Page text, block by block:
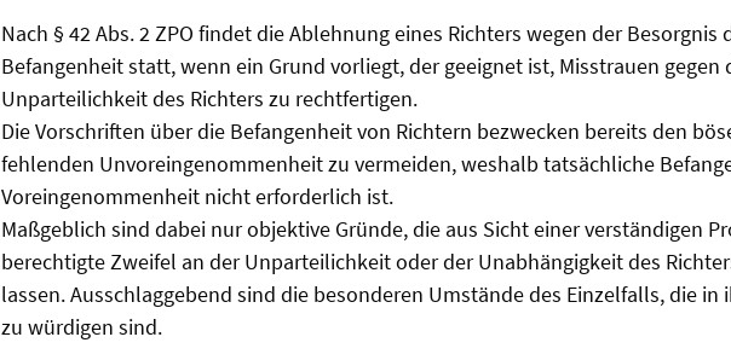
Nach § 42 Abs. 2 ZPO findet die Ablehnung eines Richters wegen der Besorgnis
Befangenheit statt, wenn ein Grund vorliegt, der geeignet ist, Misstrauen gegen
Unparteilichkeit des Richters zu rechtfertigen.
Die Vorschriften über die Befangenheit von Richtern bezwecken bereits den
fehlenden Unvoreingenommenheit zu vermeiden, weshalb tatsächliche
Voreingenommenheit nicht erforderlich ist.
Maßgeblich sind dabei nur objektive Gründe, die aus Sicht einer verständigen
berechtigte Zweifel an der Unparteilichkeit oder der Unabhängigkeit des
lassen. Ausschlaggebend sind die besonderen Umstände des Einzelfalls, die in
zu würdigen sind.